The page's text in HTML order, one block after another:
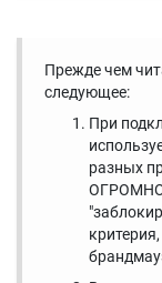
Прежде чем
следующее:
При
разных